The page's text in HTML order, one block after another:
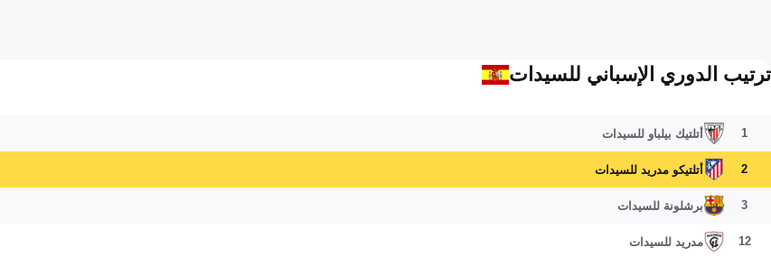
ترتيب الدوري الإسباني للسيدات
1 أتلتيك بيلباو للسيدات
2 أتلتيكو مدريد للسيدات
3 برشلونة للسيدات
12 مدريد للسيدات